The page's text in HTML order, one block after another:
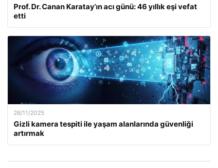
Prof. Dr. Canan Karatay’ın acı günü: 46 yıllık eşi vefat
etti
26/11/2025
Gizli kamera tespiti ile yaşam alanlarında güvenliği
artırmak